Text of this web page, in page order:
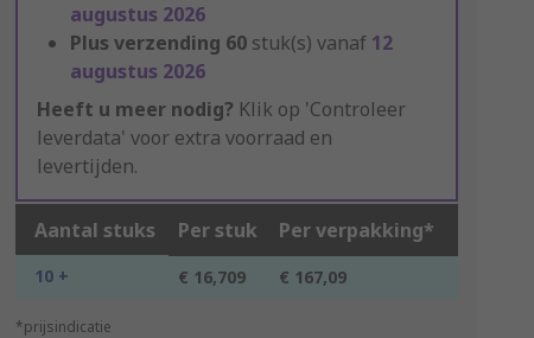
augustus 2026
Plus verzending 60 stuk(s) vanaf 12
augustus 2026
Heeft u meer nodig? Klik op 'Controleer
leverdata' voor extra voorraad en
levertijden.
Aantal stuks Per stuk Per verpakking*
10 + € 16,709 € 167,09
*prijsindicatie